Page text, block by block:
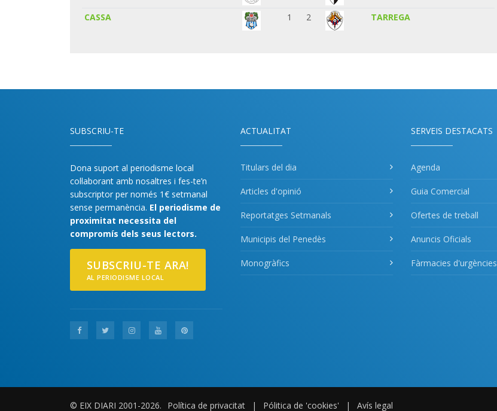
CASSA 1 2 TARREGA
SUBSCRIU-TE
Dona suport al periodisme local
col·laborant amb nosaltres i fes-te’n
subscriptor per només 1€ setmanal
sense permanència. El periodisme de
proximitat necessita del
compromís dels seus lectors.
SUBSCRIU-TE ARA!
AL PERIODISME LOCAL
ACTUALITAT
Titulars del dia
Articles d'opinió
Reportatges Setmanals
Municipis del Penedès
Monogràfics
SERVEIS DESTACATS
Agenda
Guia Comercial
Ofertes de treball
Anuncis Oficials
Fàrmacies d'urgències
© EIX DIARI 2001-2026. Política de privacitat | Pólitica de 'cookies' | Avís legal